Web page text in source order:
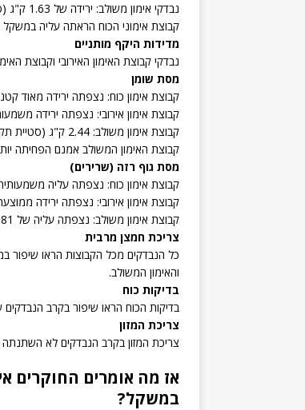
נבדקי אימון משולב: ירידה של 1.63 ק"ג (סטיית תקן: 3.17).
קבוצת אימוני הכוח הראתה עליה במשקל – עליה ממוצעת
מדידות היקף מותניים
נבדקי קבוצת האימון האירובי וקבוצת
מסת שומן
קבוצת אימון כוח: נצפתה ירידה מאוד קטנה במסת
קבוצת אימון אירובי: נצפתה ירידה משמעותית במסת
קבוצת אימון משולב: 2.44 ק"ג (סטיית תקן: 2.97).
קבוצת האימון המשולב אמנם הפחיתה יותר שומן
מסת גוף רזה (שרירים)
קבוצת אימון כוח: נצפתה עליה משמעותית ממוצעת של
קבוצת אימון אירובי: נצפתה ירידה ממוצעת של 0.1 ק"ג
קבוצת אימון משולב: נצפתה עליה של 0.81 ק"ג במסת השרירים.
צריכת חמצן מרבית
כל הנבדקים מכל הקבוצות הראו שיפור
והאימון המשולב.
בדיקות כוח
בדיקות הכוח הראו שיפור בקרב הנבדקים
צריכת המזון
צריכת המזון בקרב הנבדקים לא
אז מה אומרים החוקרים
במשקל?